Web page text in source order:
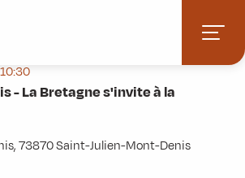
- La Bretagne s'invite à la
73870 Saint-Julien-Mont-Denis